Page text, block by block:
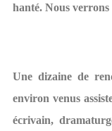
hanté. Nous verrons
Une dizaine de
environ venus
écrivain,